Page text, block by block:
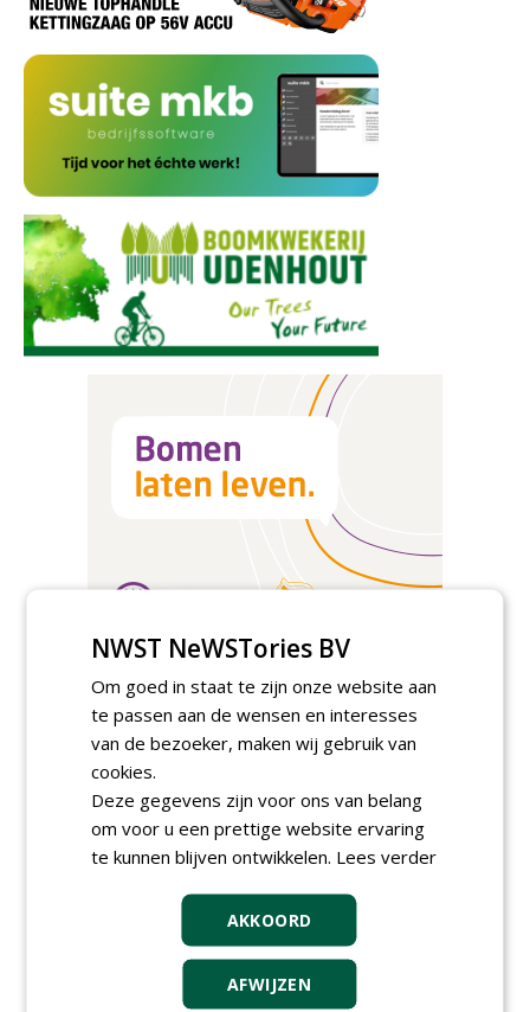
Meld je aan voor onze digitale
nieuwsbrief.
NWST NeWSTories BV
Om goed in staat te zijn onze website aan
te passen aan de wensen en interesses
van de bezoeker, maken wij gebruik van
cookies.
Deze gegevens zijn voor ons van belang
om voor u een prettige website ervaring
te kunnen blijven ontwikkelen. Lees verder
AKKOORD
AFWIJZEN